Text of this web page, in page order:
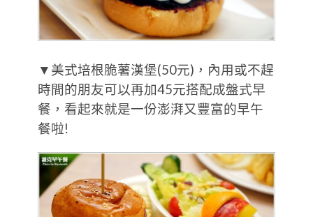
▼美式培根脆薯漢堡(50元)，內用或不趕
時間的朋友可以再加45元搭配成盤式早
餐，看起來就是一份澎湃又豐富的早午
餐啦!